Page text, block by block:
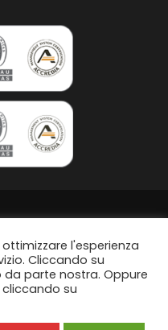
di genere
l'esperienza
Cliccando su
da parte nostra. Oppure
su